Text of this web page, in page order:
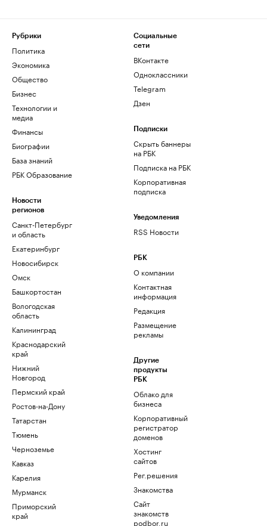
Рубрики
Политика
Экономика
Общество
Бизнес
Технологии и
медиа
Финансы
Биографии
База знаний
РБК Образование
Новости
регионов
Санкт-Петербург
и область
Екатеринбург
Новосибирск
Омск
Башкортостан
Вологодская
область
Калининград
Краснодарский
край
Нижний
Новгород
Пермский край
Ростов-на-Дону
Татарстан
Тюмень
Черноземье
Кавказ
Карелия
Мурманск
Приморский
край
Социальные
сети
ВКонтакте
Одноклассники
Telegram
Дзен
Подписки
Скрыть баннеры
на РБК
Подписка на РБК
Корпоративная
подписка
Уведомления
RSS Новости
РБК
О компании
Контактная
информация
Редакция
Размещение
рекламы
Другие
продукты
РБК
Облако для
бизнеса
Корпоративный
регистратор
доменов
Хостинг
сайтов
Рег.решения
Знакомства
Сайт
знакомств
podbor.ru